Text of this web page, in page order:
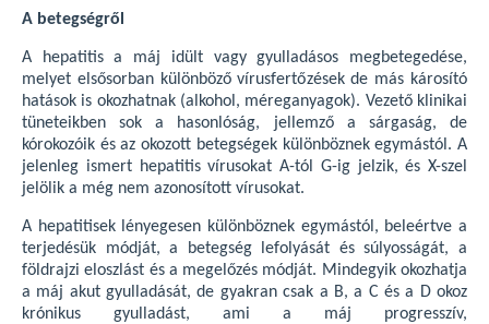
A betegségről
A hepatitis a máj idült vagy gyulladásos megbetegedése,
melyet elsősorban különböző vírusfertőzések de más károsító
hatások is okozhatnak (alkohol, méreganyagok). Vezető klinikai
tüneteikben sok a hasonlóság, jellemző a sárgaság, de
kórokozóik és az okozott betegségek különböznek egymástól. A
jelenleg ismert hepatitis vírusokat A-tól G-ig jelzik, és X-szel
jelölik a még nem azonosított vírusokat.
A hepatitisek lényegesen különböznek egymástól, beleértve a
terjedésük módját, a betegség lefolyását és súlyosságát, a
földrajzi eloszlást és a megelőzés módját. Mindegyik okozhatja
a máj akut gyulladását, de gyakran csak a B, a C és a D okoz
krónikus gyulladást, ami a máj progresszív,